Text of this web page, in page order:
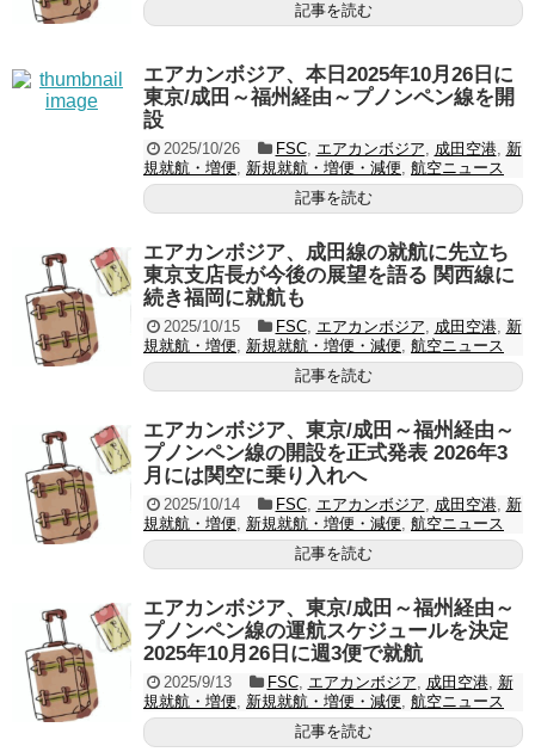
記事を読む
エアカンボジア、本日2025年10月26日に
東京/成田～福州経由～プノンペン線を開
設
2025/10/26 FSC, エアカンボジア, 成田空港, 新
規就航・増便, 新規就航・増便・減便, 航空ニュース
記事を読む
エアカンボジア、成田線の就航に先立ち
東京支店長が今後の展望を語る 関西線に
続き福岡に就航も
2025/10/15 FSC, エアカンボジア, 成田空港, 新
規就航・増便, 新規就航・増便・減便, 航空ニュース
記事を読む
エアカンボジア、東京/成田～福州経由～
プノンペン線の開設を正式発表 2026年3
月には関空に乗り入れへ
2025/10/14 FSC, エアカンボジア, 成田空港, 新
規就航・増便, 新規就航・増便・減便, 航空ニュース
記事を読む
エアカンボジア、東京/成田～福州経由～
プノンペン線の運航スケジュールを決定
2025年10月26日に週3便で就航
2025/9/13 FSC, エアカンボジア, 成田空港, 新
規就航・増便, 新規就航・増便・減便, 航空ニュース
記事を読む